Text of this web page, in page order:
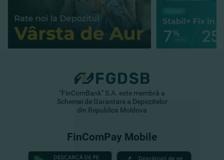
"FinComBank" S.A. este membră a
Schemei de Garantare a Depozitelor
din Republica Moldova
FinComPay Mobile